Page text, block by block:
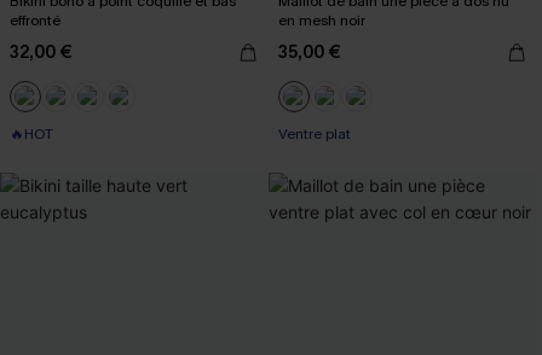
effronté
32,00 €
🔥HOT
en mesh noir
35,00 €
Ventre plat